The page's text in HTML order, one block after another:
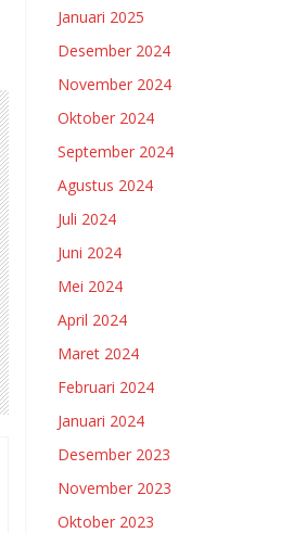
Januari 2025
Desember 2024
November 2024
Oktober 2024
September 2024
Agustus 2024
Juli 2024
Juni 2024
Mei 2024
April 2024
Maret 2024
Februari 2024
Januari 2024
Desember 2023
November 2023
Oktober 2023